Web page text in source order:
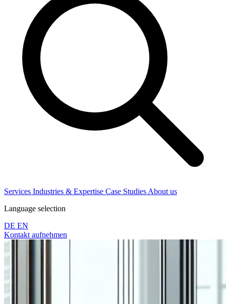
Services Industries & Expertise Case Studies About us
Language selection
DE EN
Kontakt aufnehmen